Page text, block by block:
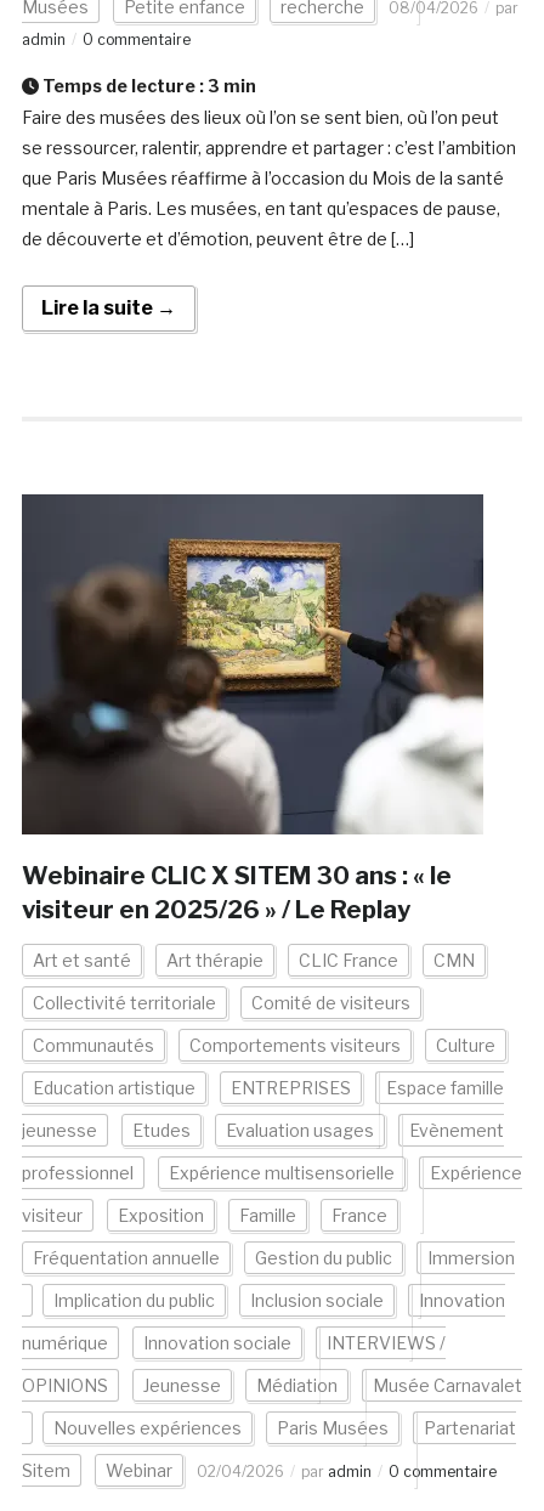
Musées Petite enfance recherche 08/04/2026
par
admin
0 commentaire
Temps de lecture : 3 min
Faire des musées des lieux où l’on se sent bien, où l’on peut
se ressourcer, ralentir, apprendre et partager : c’est l’ambition
que Paris Musées réaffirme à l’occasion du Mois de la santé
mentale à Paris. Les musées, en tant qu’espaces de pause,
de découverte et d’émotion, peuvent être de […]
Lire la suite →
Webinaire CLIC X SITEM 30 ans : « le
visiteur en 2025/26 » / Le Replay
Art et santé Art thérapie CLIC France CMN
Collectivité territoriale Comité de visiteurs
Communautés Comportements visiteurs Culture
Education artistique ENTREPRISES Espace famille
jeunesse Etudes Evaluation usages Evènement
professionnel Expérience multisensorielle Expérience
visiteur Exposition Famille France
Fréquentation annuelle Gestion du public Immersion
Implication du public Inclusion sociale Innovation
numérique Innovation sociale INTERVIEWS /
OPINIONS Jeunesse Médiation Musée Carnavalet
Nouvelles expériences Paris Musées Partenariat
Sitem Webinar 02/04/2026 par admin 0 commentaire